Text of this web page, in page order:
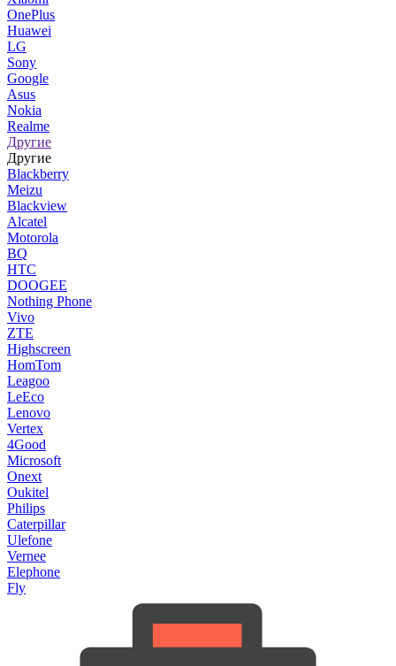
OnePlus
Huawei
LG
Sony
Google
Asus
Nokia
Realme
Другие
Другие
Blackberry
Meizu
Blackview
Alcatel
Motorola
BQ
HTC
DOOGEE
Nothing Phone
Vivo
ZTE
Highscreen
HomTom
Leagoo
LeEco
Lenovo
Vertex
4Good
Microsoft
Onext
Oukitel
Philips
Caterpillar
Ulefone
Vernee
Elephone
Fly